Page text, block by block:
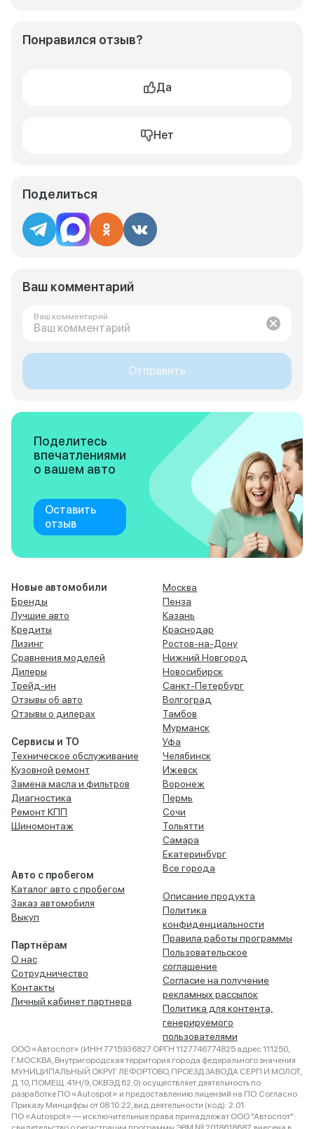
Понравился отзыв?
Да
Нет
Поделиться
Ваш комментарий
Ваш комментарий
Отправить
Поделитесь
впечатлениями
о вашем авто
Оставить
отзыв
Новые автомобили
Бренды
Лучшие авто
Кредиты
Лизинг
Сравнения моделей
Дилеры
Трейд-ин
Отзывы об авто
Отзывы о дилерах
Сервисы и ТО
Техническое обслуживание
Кузовной ремонт
Замена масла и фильтров
Диагностика
Ремонт КПП
Шиномонтаж
Авто с пробегом
Каталог авто с пробегом
Заказ автомобиля
Выкуп
Партнёрам
О нас
Сотрудничество
Контакты
Личный кабинет партнера
Москва
Пенза
Казань
Краснодар
Ростов-на-Дону
Нижний Новгород
Новосибирск
Санкт-Петербург
Волгоград
Тамбов
Мурманск
Уфа
Челябинск
Ижевск
Воронеж
Пермь
Сочи
Тольятти
Самара
Екатеринбург
Все города
Описание продукта
Политика
конфиденциальности
Правила работы программы
Пользовательское
соглашение
Согласие на получение
рекламных рассылок
Политика для контента,
генерируемого
пользователями
ООО «Автоспот» (ИНН 7715936827 ОРГН 1127746774825 адрес 111250,
Г.МОСКВА, Внутригородская территория города федерального значения
МУНИЦИПАЛЬНЫЙ ОКРУГ ЛЕФОРТОВО, ПРОЕЗД ЗАВОДА СЕРП И МОЛОТ,
Д. 10, ПОМЕЩ. 41Н/9, ОКВЭД 62.0) осуществляет деятельность по
разработке ПО «Autospot» и предоставлению лицензий на ПО. Согласно
Приказу Минцифры от 08.10.22, вид деятельности (код): 2.01.
ПО «Autospot» — исключительные права принадлежат ООО "Автоспот":